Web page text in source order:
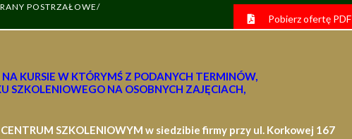
POSTRZAŁOWE/
Pobierz ofertę PDF
KURSIE W KTÓRYMŚ Z PODANYCH TERMINÓW,
SZKOLENIOWEGO NA OSOBNYCH ZAJĘCIACH,
SZKOLENIOWYM w siedzibie firmy przy ul. Korkowej 167